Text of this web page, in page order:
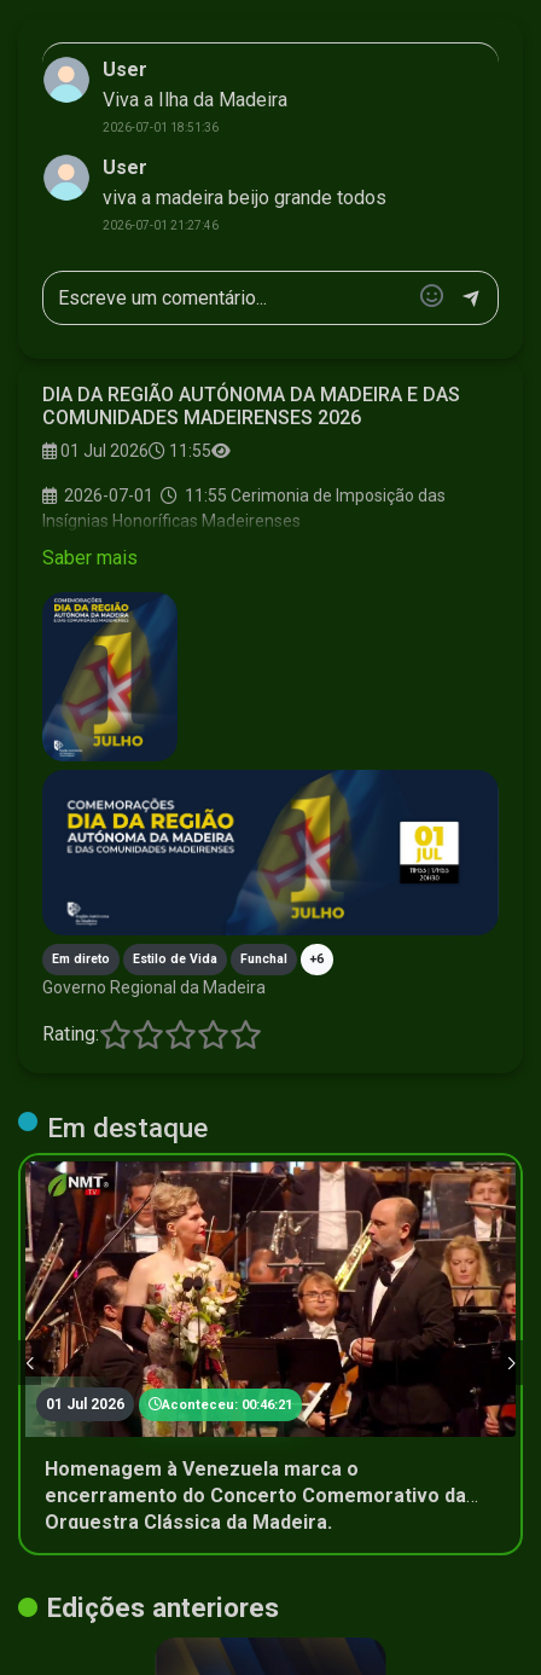
User
Viva a Ilha da Madeira
2026-07-01 18:51:36
User
viva a madeira beijo grande todos
2026-07-01 21:27:46
DIA DA REGIÃO AUTÓNOMA DA MADEIRA E DAS
COMUNIDADES MADEIRENSES 2026
01 Jul 2026 11:55
2026-07-01 11:55 Cerimonia de Imposição das
Insígnias Honoríficas Madeirenses
2026-07-01
Saber mais
Em direto Estilo de Vida Funchal +6
Governo Regional da Madeira
Rating:
Em destaque
01 Jul 2026 Aconteceu: 00:46:21
Homenagem à Venezuela marca o
encerramento do Concerto Comemorativo da
Orquestra Clássica da Madeira.
Edições anteriores